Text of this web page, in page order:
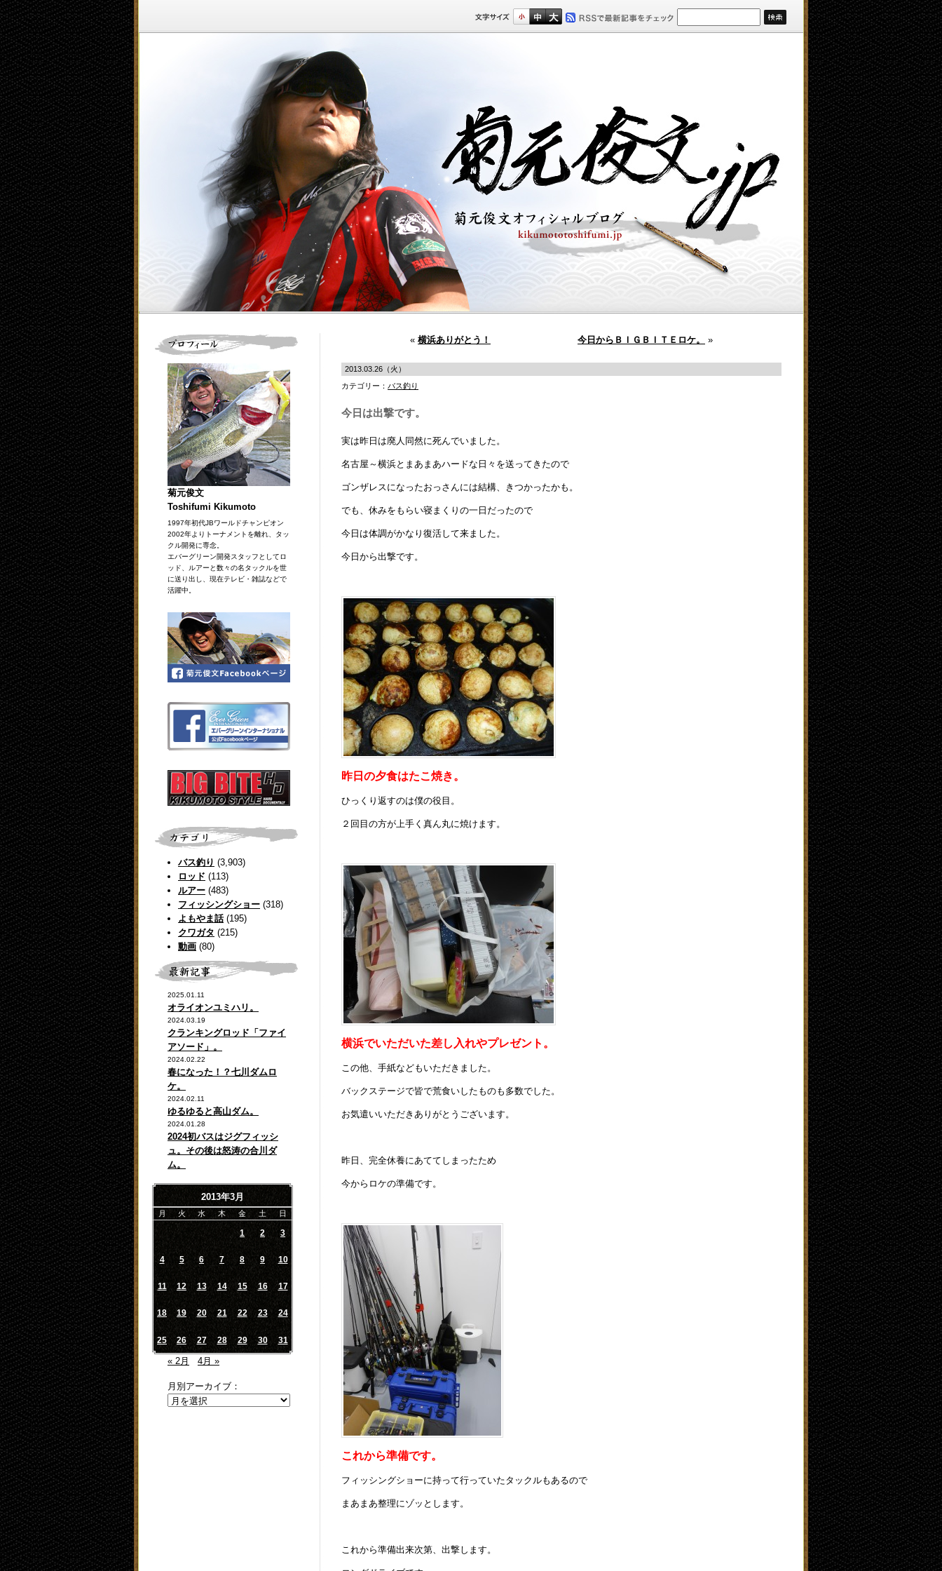
菊元俊文
Toshifumi Kikumoto
1997年初代JBワールドチャンピオン
2002年よりトーナメントを離れ、タッ
クル開発に専念。
エバーグリーン開発スタッフとしてロ
ッド、ルアーと数々の名タックルを世
に送り出し、現在テレビ・雑誌などで
活躍中。
バス釣り (3,903)
ロッド (113)
ルアー (483)
フィッシングショー (318)
よもやま話(195)
クワガタ (215)
動画 (80)
2025.01.11
オライオンユミハリ。
2024.03.19
クランキングロッド「ファイ
アソード」。
2024.02.22
春になった！？七川ダムロ
ケ。
2024.02.11
ゆるゆると高山ダム。
2024.01.28
2024初バスはジグフィッシ
ュ。その後は怒涛の合川ダ
ム。
2013年3月
月 火 水 木 金 土 日
1 2 3
4 5 6 7 8 9 10
11 12 13 14 15 16 17
18 19 20 21 22 23 24
25 26 27 28 29 30 31
« 2月 4月 »
月別アーカイブ：
« 横浜ありがとう！ 今日からＢＩＧＢＩＴＥロケ。 »
2013.03.26（火）
カテゴリー： バス釣り
今日は出撃です。
実は昨日は廃人同然に死んでいました。
名古屋～横浜とまあまあハードな日々を送ってきたので
ゴンザレスになったおっさんには結構、きつかったかも。
でも、休みをもらい寝まくりの一日だったので
今日は体調がかなり復活して来ました。
今日から出撃です。
昨日の夕食はたこ焼き。
ひっくり返すのは僕の役目。
２回目の方が上手く真ん丸に焼けます。
横浜でいただいた差し入れやプレゼント。
この他、手紙などもいただきました。
バックステージで皆で荒食いしたものも多数でした。
お気遣いいただきありがとうございます。
昨日、完全休養にあててしまったため
今からロケの準備です。
これから準備です。
フィッシングショーに持って行っていたタックルもあるので
まあまあ整理にゾッとします。
これから準備出来次第、出撃します。